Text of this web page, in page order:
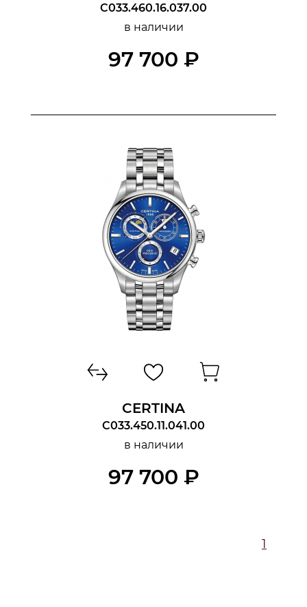
C033.460.16.037.00
в наличии
97 700 ₽
CERTINA
C033.450.11.041.00
в наличии
97 700 ₽
1